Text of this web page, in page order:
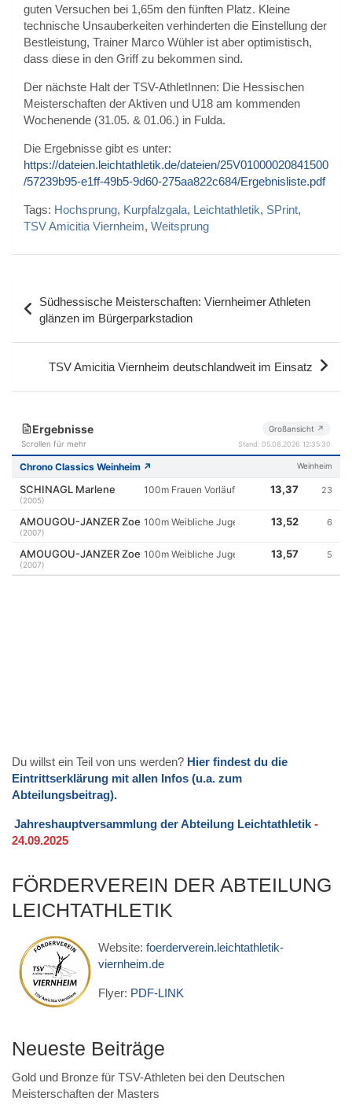
guten Versuchen bei 1,65m den fünften Platz. Kleine
technische Unsauberkeiten verhinderten die Einstellung der
Bestleistung, Trainer Marco Wühler ist aber optimistisch,
dass diese in den Griff zu bekommen sind.
Der nächste Halt der TSV-AthletInnen: Die Hessischen
Meisterschaften der Aktiven und U18 am kommenden
Wochenende (31.05. & 01.06.) in Fulda.
Die Ergebnisse gibt es unter:
https://dateien.leichtathletik.de/dateien/25V01000020841500
/57239b95-e1ff-49b5-9d60-275aa822c684/Ergebnisliste.pdf
Tags: Hochsprung, Kurpfalzgala, Leichtathletik, SPrint,
TSV Amicitia Viernheim, Weitsprung
Südhessische Meisterschaften: Viernheimer Athleten
glänzen im Bürgerparkstadion
TSV Amicitia Viernheim deutschlandweit im Einsatz
Du willst ein Teil von uns werden? Hier findest du die
Eintrittserklärung mit allen Infos (u.a. zum
Abteilungsbeitrag).
Jahreshauptversammlung der Abteilung Leichtathletik -
24.09.2025
FÖRDERVEREIN DER ABTEILUNG
LEICHTATHLETIK
Website: foerderverein.leichtathletik-
viernheim.de
Flyer: PDF-LINK
Neueste Beiträge
Gold und Bronze für TSV-Athleten bei den Deutschen
Meisterschaften der Masters